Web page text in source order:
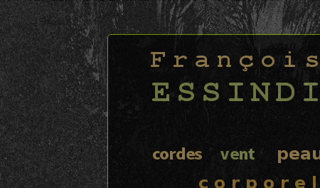
FRANÇOIS ESSINDI